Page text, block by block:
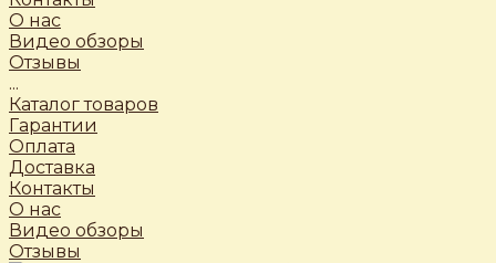
О нас
Видео обзоры
Отзывы
...
Каталог товаров
Гарантии
Оплата
Доставка
Контакты
О нас
Видео обзоры
Отзывы